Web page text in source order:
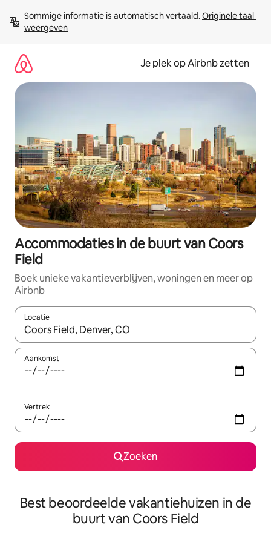
direct
naar
Sommige informatie is automatisch vertaald. Originele taal
weergeven
Je plek op Airbnb zetten
Accommodaties in de buurt van Coors
Field
Boek unieke vakantieverblijven, woningen en meer op
Airbnb
Locatie
Wanneer er resultaten beschikbaar zijn, maak je een keuze
Aankomst
Vertrek
Zoeken
Best beoordeelde vakantiehuizen in de
buurt van Coors Field